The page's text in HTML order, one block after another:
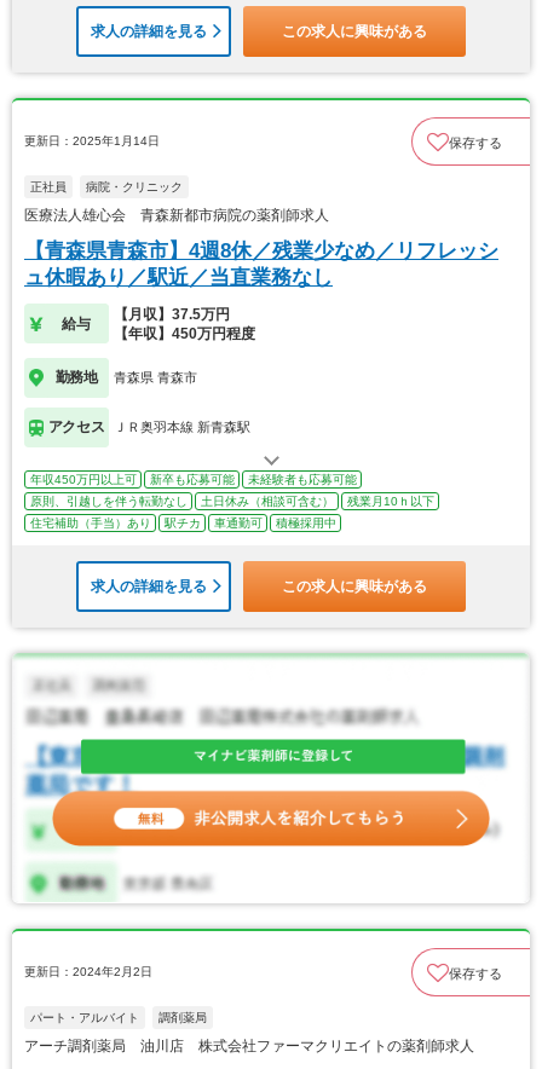
求人の詳細を見る この求人に興味がある
更新日：2025年1月14日 保存する
正社員 病院・クリニック
医療法人雄心会 青森新都市病院の薬剤師求人
【青森県青森市】4週8休／残業少なめ／リフレッシ
ュ休暇あり／駅近／当直業務なし
給与
【月収】37.5万円
【年収】450万円程度
勤務地 青森県 青森市
アクセス ＪＲ奥羽本線 新青森駅
年収450万円以上可 新卒も応募可能
未経験者も応募可能
原則、引越しを伴う転勤なし
土日休み（相談可含む）
残業月10ｈ以下
住宅補助（手当）あり
駅チカ 車通勤可 積極採用中
求人の詳細を見る この求人に興味がある
更新日：2024年2月2日 保存する
パート・アルバイト 調剤薬局
アーチ調剤薬局 油川店 株式会社ファーマクリエイトの薬剤師求人